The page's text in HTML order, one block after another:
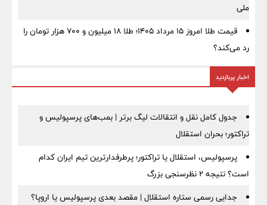
ملی
قیمت طلا امروز ۱۵ مرداد ۱۴۰۵؛ طلا ۱۸ میلیون و ۷۰۰ هزار تومان را
رد می‌کند؟
اخبار پربازدید
جدول کامل نقل و انتقالات لیگ برتر | بمب‌های پرسپولیس و
تراکتور؛ بحران استقلال
پرسپولیس، استقلال یا تراکتور؛ پرطرفدارترین تیم ایران کدام
است؟ نتیجه ۲ نظرسنجی بزرگ
جدایی رسمی ستاره استقلال | مقصد بعدی پرسپولیس یا اروپا؟